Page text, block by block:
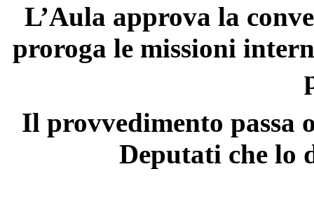
L’Aula approva la
proroga le missioni
Il provvedimento passa
Deputati che lo